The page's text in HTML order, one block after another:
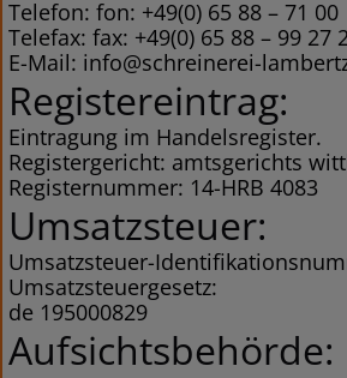
Telefon: fon: +49(0) 65 88 – 71 00
Telefax: fax: +49(0) 65 88 – 99 27
E-Mail: info@schreinerei-
Registereintrag:
Eintragung im Handelsregister.
Registergericht: amtsgerichts
Registernummer: 14-HRB 4083
Umsatzsteuer:
Umsatzsteuer-
Umsatzsteuergesetz:
de 195000829
Aufsichtsbehörde: